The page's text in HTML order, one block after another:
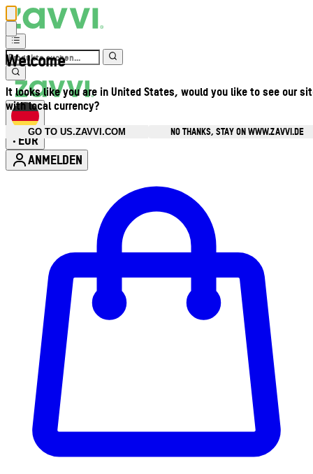
Welcome
It looks like you are in United States, would you like to see our
with local currency?
GO TO US.ZAVVI.COM
NO THANKS, STAY ON WWW.ZAVVI.DE
• EUR
ANMELDEN